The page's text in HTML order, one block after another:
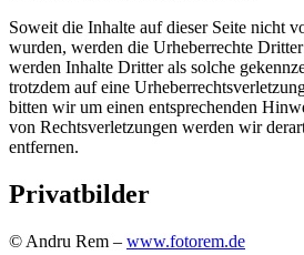
Soweit die Inhalte auf dieser Seite nicht
wurden, werden die Urheberrechte
werden Inhalte Dritter als solche
trotzdem auf eine
bitten wir um einen entsprechenden
von Rechtsverletzungen werden wir
entfernen.
Privatbilder
© Andru Rem – www.fotorem.de